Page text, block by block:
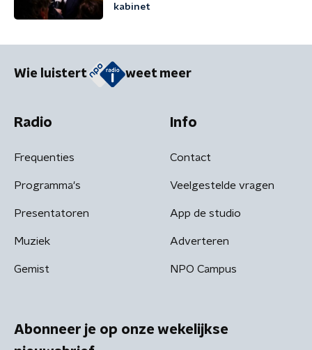
kabinet
Wie luistert weet meer
Radio
Frequenties
Programma's
Presentatoren
Muziek
Gemist
Info
Contact
Veelgestelde vragen
App de studio
Adverteren
NPO Campus
Abonneer je op onze wekelijkse